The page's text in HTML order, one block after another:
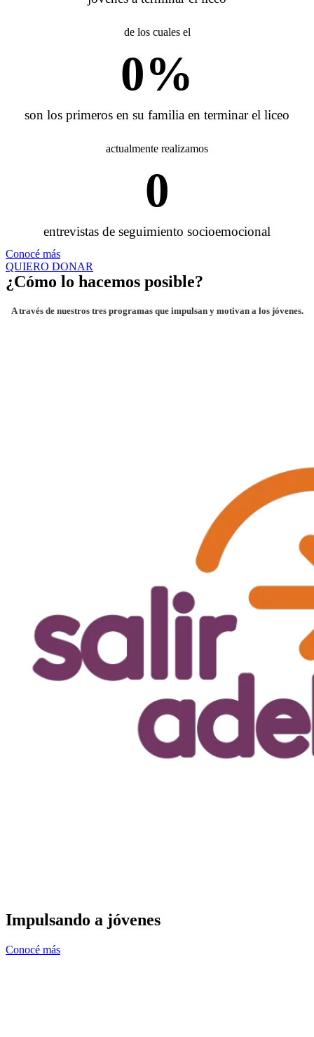
de los cuales el
0%
son los primeros en su familia en terminar el liceo
actualmente realizamos
0
entrevistas de seguimiento socioemocional
Conocé más
QUIERO DONAR
¿Cómo lo hacemos posible?
A través de nuestros tres programas que impulsan y motivan a los jóvenes.
Impulsando a jóvenes
Conocé más